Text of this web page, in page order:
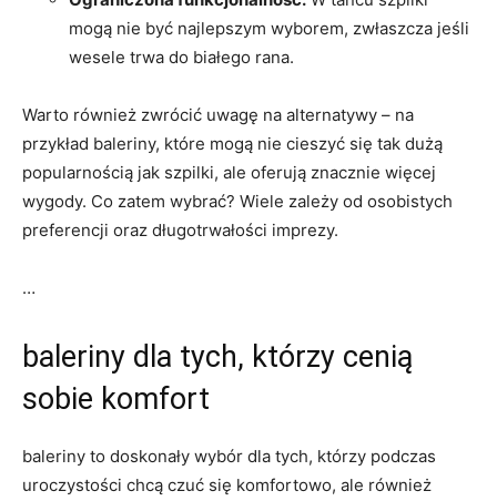
mogą nie być najlepszym wyborem, zwłaszcza jeśli
wesele trwa do białego rana.
Warto również zwrócić uwagę na alternatywy – na
przykład baleriny, które mogą nie cieszyć się tak dużą
popularnością jak szpilki, ale oferują znacznie więcej
wygody. Co zatem wybrać? Wiele zależy od osobistych
preferencji oraz długotrwałości imprezy.
…
baleriny dla tych, którzy cenią
sobie komfort
baleriny to doskonały wybór dla tych, którzy podczas
uroczystości chcą czuć się komfortowo, ale również